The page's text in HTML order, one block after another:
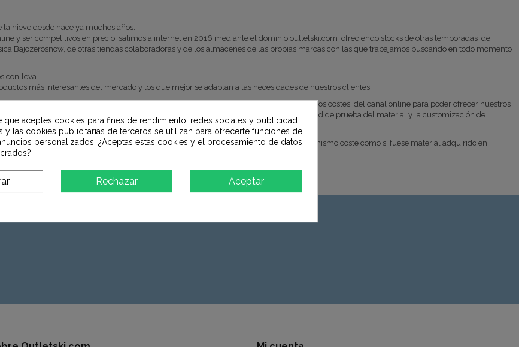
nieve desde hace ya muchos años.
y ser competitivos en precio salimos a internet en 2016 mediante el dominio outletski.com ofreciendo stocks de otras temporadas de
Bajozerosnow, de otras tiendas colaboradoras y de los almacenes de las propias marcas con las que trabajamos buscando en todo momento
conlleva.
más interesantes del mercado y los que mejor se adaptan a las necesidades de nuestros clientes.
y el canal online, esto es debido a que nos hemos centrado en optimizar nuestros costes del canal online para poder ofrecer nuestros
de compra es diferente , el tiempo empleado en asesoramiento, la posibilidad de prueba del material y la customización de
de cada uno si valora únicamente el precio o el servicio de una tienda física.
tipo de ajuste dicho servicio podrá realizarse en nuestra tienda física abonando el mismo coste como si fuese material adquirido en
que aceptes cookies para fines de rendimiento, redes sociales y publicidad.
y las cookies publicitarias de terceros se utilizan para ofrecerte funciones de
personalizados. ¿Aceptas estas cookies y el procesamiento de datos
Rechazar Aceptar